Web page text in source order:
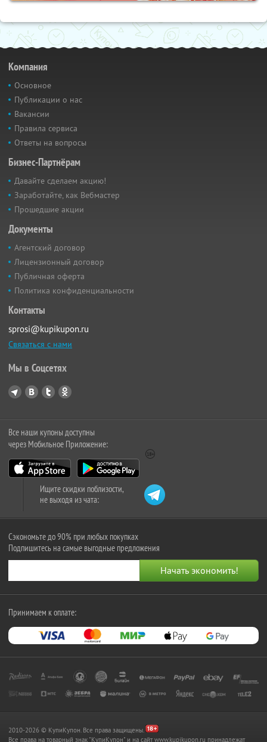
Компания
Основное
Публикации о нас
Вакансии
Правила сервиса
Ответы на вопросы
Бизнес-Партнёрам
Давайте сделаем акцию!
Заработайте, как Вебмастер
Прошедшие акции
Документы
Агентский договор
Лицензионный договор
Публичная оферта
Политика конфиденциальности
Контакты
sprosi@kupikupon.ru
Связаться с нами
Мы в Соцсетях
Все наши купоны доступны
через Мобильное Приложение:
Ищите скидки поблизости,
не выходя из чата:
Сэкономьте до 90% при любых покупках
Подпишитесь на самые выгодные предложения
Принимаем к оплате:
2010-2026 © КупиКупон. Все права защищены.
Все права на товарный знак "КупиКупон" и на сайт www.kupikupon.ru принадлежат